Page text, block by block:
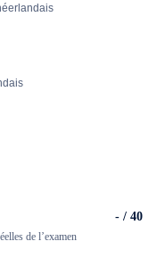
de l’examen
- / 40